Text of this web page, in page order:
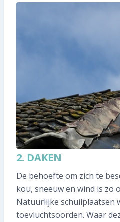
2. DAKEN
De behoefte om zich te
kou, sneeuw en wind is zo
Natuurlijke schuilplaatsen
toevluchtsoorden. Waar
Aanmelden